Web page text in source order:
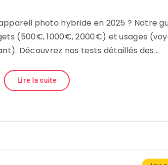
photo hybride en 2025 ? Notre
(500€, 1000€, 2000€) et usages
Découvrez nos tests détaillés des…
Lire la suite